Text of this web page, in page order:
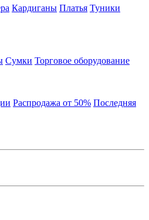
Кардиганы Платья Туники
Сумки Торговое оборудование
Распродажа от 50% Последняя